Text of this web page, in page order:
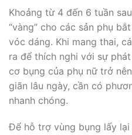
Khoảng từ 4 đến 6 tuần
“vàng” cho các sản phụ
vóc dáng. Khi mang thai,
ra để thích nghi với sự
cơ bụng của phụ nữ trở
giãn lâu ngày, cần có
nhanh chóng.
Để hỗ trợ vùng bụng lấy